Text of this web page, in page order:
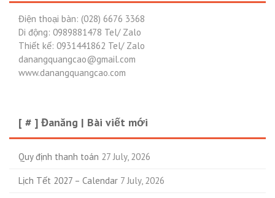
Điện thoại bàn: (028) 6676 3368
Di động: 0989881478 Tel/ Zalo
Thiết kế: 0931441862 Tel/ Zalo
danangquangcao@gmail.com
www.danangquangcao.com
[ # ] Đanăng | Bài viết mới
Quy định thanh toán 27 July, 2026
Lịch Tết 2027 – Calendar 7 July, 2026